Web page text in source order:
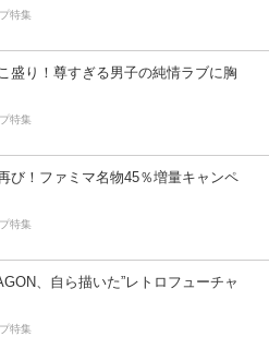
特集
盛り！尊すぎる男子の純情ラブに胸
特集
び！ファミマ名物45％増量キャンペ
特集
、自ら描いた”レトロフューチャ
特集